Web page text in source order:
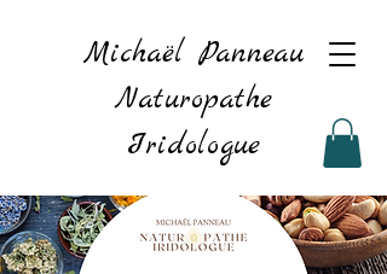
Michaël Panneau
Naturopathe
Iridologue